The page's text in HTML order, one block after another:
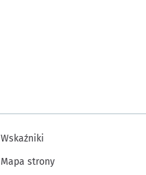
Wskaźniki
Mapa strony